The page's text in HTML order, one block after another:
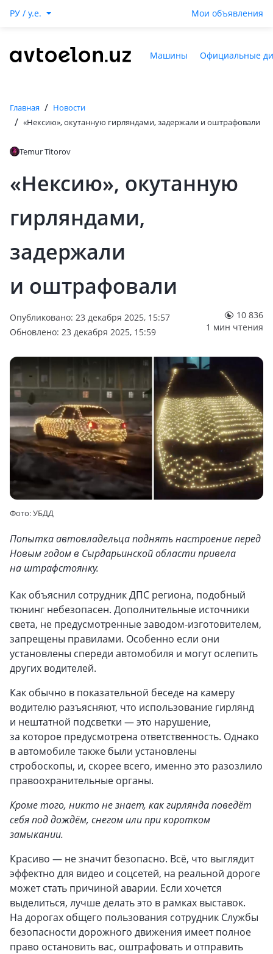
РУ / y.e. Мои объявления
Машины Официальные
Главная / Новости
/ «Нексию», окутанную гирляндами, задержали и оштрафовали
Temur Titorov
«Нексию», окутанную
гирляндами,
задержали
и оштрафовали
Опубликовано: 23 декабря 2025, 15:57
Обновлено: 23 декабря 2025, 15:59
10 836
1 мин чтения
Фото: УБДД
Попытка автовладельца поднять настроение перед
Новым годом в Сырдарьинской области привела
на штрафстоянку.
Как объяснил сотрудник ДПС региона, подобный
тюнинг небезопасен. Дополнительные источники
света, не предусмотренные заводом-изготовителем,
запрещены правилами. Особенно если они
установлены спереди автомобиля и могут ослепить
других водителей.
Как обычно в показательной беседе на камеру
водителю разъясняют, что использование гирлянд
и нештатной подсветки — это нарушение,
за которое предусмотрена ответственность. Однако
в автомобиле также были установлены
стробоскопы, и, скорее всего, именно это разозлило
правоохранительные органы.
Кроме того, никто не знает, как гирлянда поведёт
себя под дождём, снегом или при коротком
замыкании.
Красиво — не значит безопасно. Всё, что выглядит
эффектно для видео и соцсетей, на реальной дороге
может стать причиной аварии. Если хочется
выделиться, лучше делать это в рамках выставок.
На дорогах общего пользования сотрудник Службы
безопасности дорожного движения имеет полное
право остановить вас, оштрафовать и отправить